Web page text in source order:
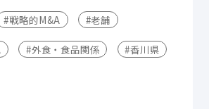
#戦略的M&A #老舗
#外食・食品関係 #香川県